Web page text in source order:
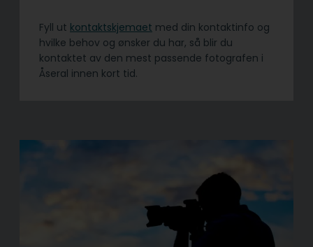
Fyll ut kontaktskjemaet med din kontaktinfo og
hvilke behov og ønsker du har, så blir du
kontaktet av den mest passende fotografen i
Åseral innen kort tid.